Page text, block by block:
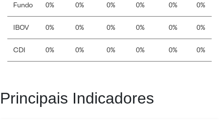
Fundo 0% 0% 0% 0% 0% 0%
IBOV 0% 0% 0% 0% 0% 0%
CDI 0% 0% 0% 0% 0% 0%
Principais Indicadores